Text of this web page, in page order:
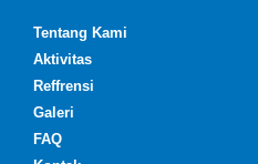
Tentang Kami
Aktivitas
Reffrensi
Galeri
FAQ